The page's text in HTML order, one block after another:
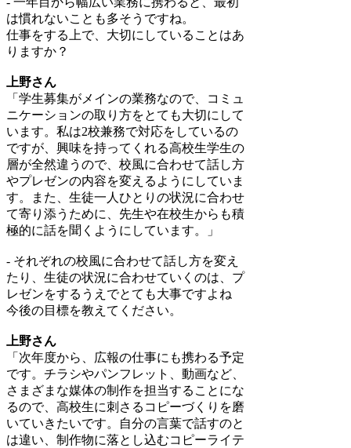
は慣れないことも多そうですね。
仕事をする上で、大切にしていることはあ
りますか？
上野さん
「学生募集がメインの業務なので、コミュ
ニケーションの取り方をとても大切にして
います。私は2校兼務で対応をしているの
ですが、興味を持ってくれる高校生学生の
層が全然違うので、校風に合わせて話し方
やプレゼンの内容を変えるようにしていま
す。また、生徒一人ひとりの状況に合わせ
て寄り添うために、先生や在校生からも積
極的に話を聞くようにしています。」
- それぞれの校風に合わせて話し方を変え
たり、生徒の状況に合わせていくのは、プ
レゼンをするうえでとても大事ですよね
今後の目標を教えてください。
上野さん
「次年度から、広報の仕事にも携わる予定
です。チラシやパンフレット、動画など、
さまざまな媒体の制作を担当することにな
るので、高校生に刺さるコピーづくりを磨
いていきたいです。自分の言葉で話すのと
は違い、制作物に落とし込むコピーライテ